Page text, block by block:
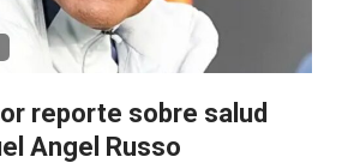
reporte sobre salud
Angel Russo